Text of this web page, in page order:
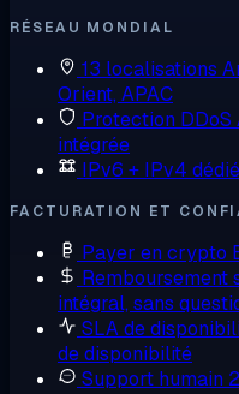
RÉSEAU MONDIAL
13 localisations
Orient, APAC
Protection DDoS
intégrée
IPv6 + IPv4
FACTURATION ET
Payer en crypto
Remboursement
intégral, sans
SLA de
de disponibilité
Support humain